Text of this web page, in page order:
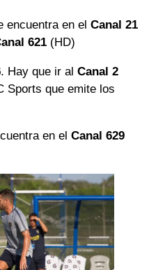
encuentra en el Canal 21
621 (HD)
. Hay que ir al Canal 2
Sports que emite los
en el Canal 629